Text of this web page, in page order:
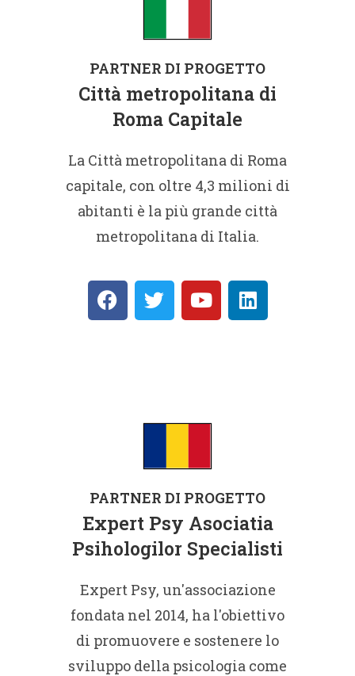
PARTNER DI PROGETTO
Città metropolitana di
Roma Capitale
La Città metropolitana di Roma
capitale, con oltre 4,3 milioni di
abitanti è la più grande città
metropolitana di Italia.
PARTNER DI PROGETTO
Expert Psy Asociatia
Psihologilor Specialisti
Expert Psy, un'associazione
fondata nel 2014, ha l'obiettivo
di promuovere e sostenere lo
sviluppo della psicologia come